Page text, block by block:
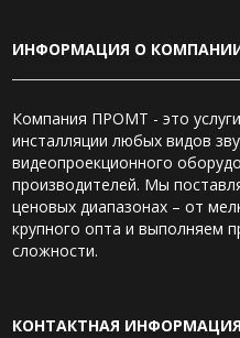
ИНФОРМАЦИЯ О
Компания ПРОМТ - это
инсталляции любых видов
видеопроекционного
производителей. Мы
ценовых диапазонах – от
крупного опта и выполняем
сложности.
КОНТАКТНАЯ ИНФОРМАЦИЯ